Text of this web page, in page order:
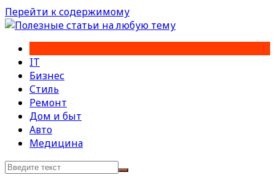
Перейти к содержимому
IT
Бизнес
Стиль
Ремонт
Дом и быт
Авто
Медицина